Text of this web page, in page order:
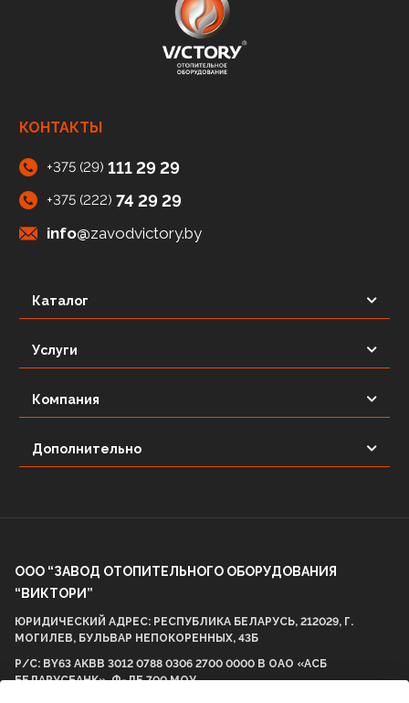
Каталог
Услуги
Компания
Дополнительно
КОНТАКТЫ
+375 (29) 111 29 29
+375 (222) 74 29 29
info@zavodvictory.by
ООО “ЗАВОД ОТОПИТЕЛЬНОГО ОБОРУДОВАНИЯ
“ВИКТОРИ”
ЮРИДИЧЕСКИЙ АДРЕС: РЕСПУБЛИКА БЕЛАРУСЬ, 212029, Г.
МОГИЛЕВ, БУЛЬВАР НЕПОКОРЕННЫХ, 43Б
Р/С: BY63 AKBB 3012 0788 0306 2700 0000 В ОАО «АСБ
БЕЛАРУСБАНК», Ф-ЛЕ 700 МОУ